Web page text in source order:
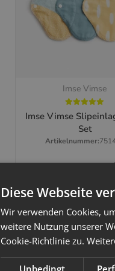
Schnellkauf
Imse Vimse
Imse Vimse
Set
Artikelnummer:
x
Dieses Produkt hat Variationen.
bitte die gewünschte Variation
Diese Webseite
Wir verwenden Cookies,
weitere Nutzung unserer
Cookie-Richtlinie zu.
Unbedingt